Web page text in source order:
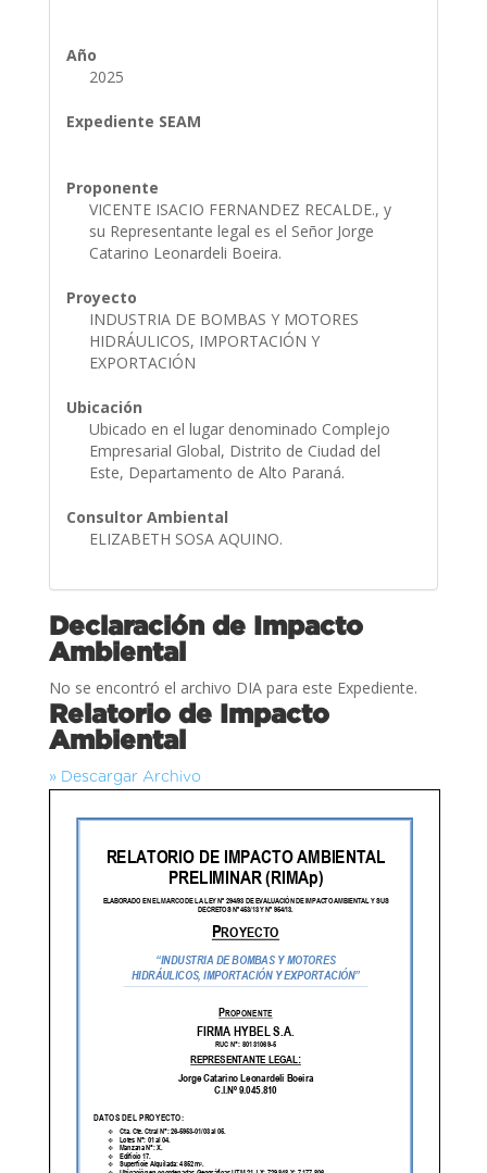
Año
2025
Expediente SEAM
Proponente
VICENTE ISACIO FERNANDEZ RECALDE., y
su Representante legal es el Señor Jorge
Catarino Leonardeli Boeira.
Proyecto
INDUSTRIA DE BOMBAS Y MOTORES
HIDRÁULICOS, IMPORTACIÓN Y
EXPORTACIÓN
Ubicación
Ubicado en el lugar denominado Complejo
Empresarial Global, Distrito de Ciudad del
Este, Departamento de Alto Paraná.
Consultor Ambiental
ELIZABETH SOSA AQUINO.
Declaración de Impacto
Ambiental
No se encontró el archivo DIA para este Expediente.
Relatorio de Impacto
Ambiental
» Descargar Archivo